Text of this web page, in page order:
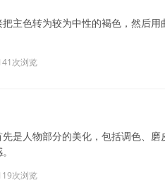
主色转为较为中性的褐色，然后
次浏览
是人物部分的美化，包括调色、
次浏览